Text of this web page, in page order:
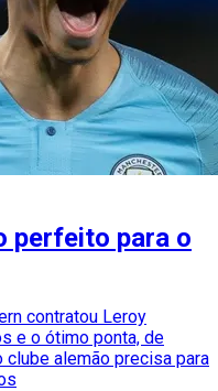
perfeito para o
contratou Leroy
e o ótimo ponta, de
clube alemão precisa para